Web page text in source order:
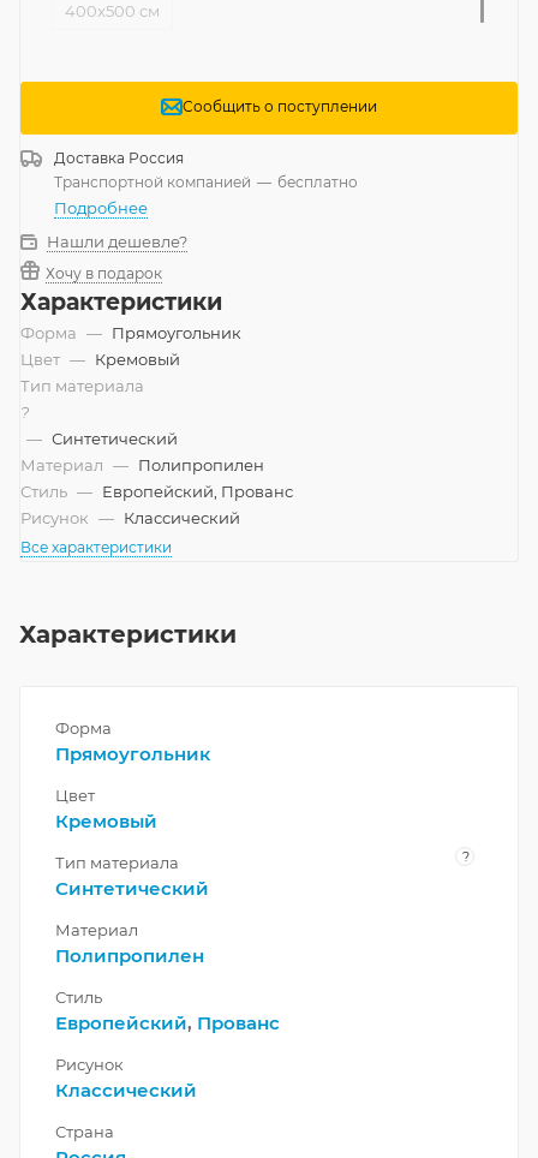
400x500 см
Сообщить о поступлении
Доставка Россия
Транспортной компанией — бесплатно
Подробнее
Нашли дешевле?
Хочу в подарок
Характеристики
Форма — Прямоугольник
Цвет — Кремовый
Тип материала
?
— Синтетический
Материал — Полипропилен
Стиль — Европейский, Прованс
Рисунок — Классический
Все характеристики
Характеристики
Форма
Прямоугольник
Цвет
Кремовый
Тип материала ?
Синтетический
Материал
Полипропилен
Стиль
Европейский, Прованс
Рисунок
Классический
Страна